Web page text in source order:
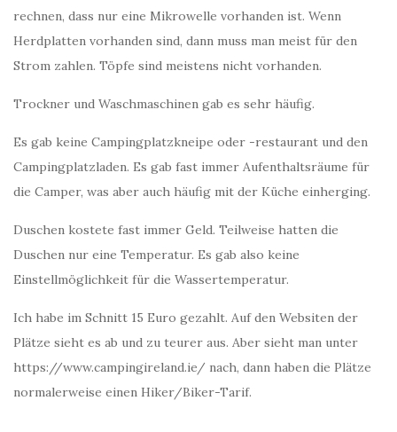
rechnen, dass nur eine Mikrowelle vorhanden ist. Wenn
Herdplatten vorhanden sind, dann muss man meist für den
Strom zahlen. Töpfe sind meistens nicht vorhanden.
Trockner und Waschmaschinen gab es sehr häufig.
Es gab keine Campingplatzkneipe oder -restaurant und den
Campingplatzladen. Es gab fast immer Aufenthaltsräume für
die Camper, was aber auch häufig mit der Küche einherging.
Duschen kostete fast immer Geld. Teilweise hatten die
Duschen nur eine Temperatur. Es gab also keine
Einstellmöglichkeit für die Wassertemperatur.
Ich habe im Schnitt 15 Euro gezahlt. Auf den Websiten der
Plätze sieht es ab und zu teurer aus. Aber sieht man unter
https://www.campingireland.ie/ nach, dann haben die Plätze
normalerweise einen Hiker/Biker-Tarif.